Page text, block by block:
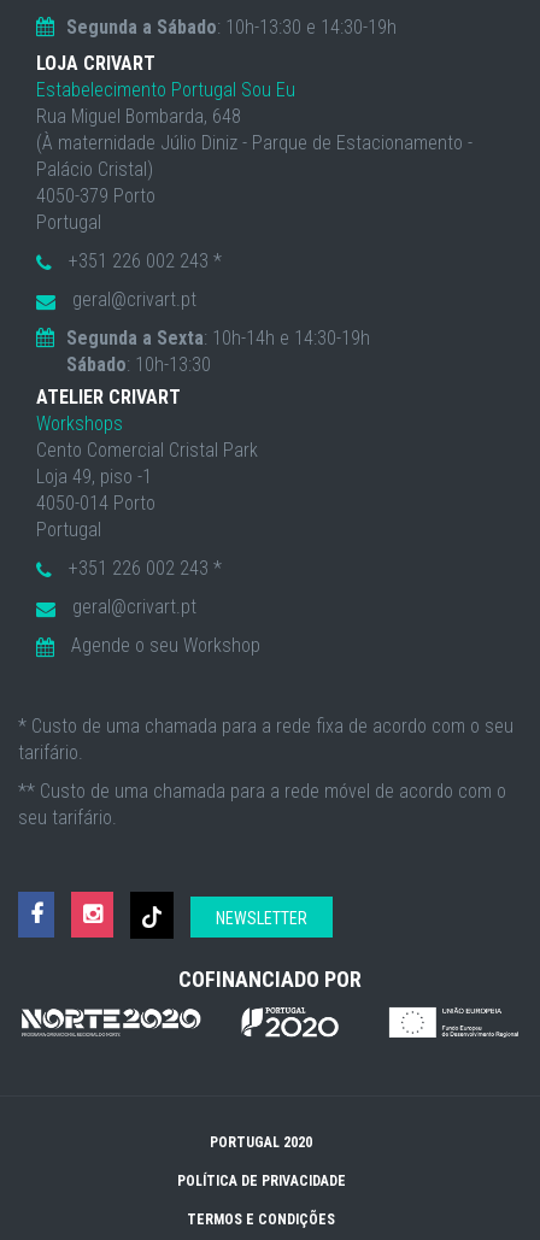
Segunda a Sábado: 10h-13:30 e 14:30-19h
LOJA CRIVART
Estabelecimento Portugal Sou Eu
Rua Miguel Bombarda, 648
(À maternidade Júlio Diniz - Parque de Estacionamento -
Palácio Cristal)
4050-379 Porto
Portugal
+351 226 002 243 *
geral@crivart.pt
Segunda a Sexta: 10h-14h e 14:30-19h
Sábado: 10h-13:30
ATELIER CRIVART
Workshops
Cento Comercial Cristal Park
Loja 49, piso -1
4050-014 Porto
Portugal
+351 226 002 243 *
geral@crivart.pt
Agende o seu Workshop
* Custo de uma chamada para a rede fixa de acordo com o seu
tarifário.
** Custo de uma chamada para a rede móvel de acordo com o
seu tarifário.
NEWSLETTER
COFINANCIADO POR
PORTUGAL 2020
POLÍTICA DE PRIVACIDADE
TERMOS E CONDIÇÕES